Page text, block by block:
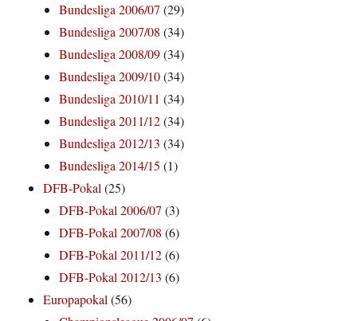
Bundesliga 2006/07 (29)
Bundesliga 2007/08 (34)
Bundesliga 2008/09(34)
Bundesliga 2009/10(34)
Bundesliga 2010/11 (34)
Bundesliga 2011/12(34)
Bundesliga 2012/13 (34)
Bundesliga 2014/15 (1)
DFB-Pokal(25)
DFB-Pokal 2006/07 (3)
DFB-Pokal 2007/08 (6)
DFB-Pokal 2011/12(6)
DFB-Pokal 2012/13 (6)
Europapokal(56)